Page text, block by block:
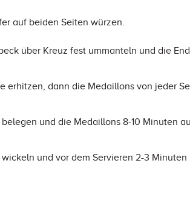
auf beiden Seiten würzen.
über Kreuz fest ummanteln und die
erhitzen, dann die Medaillons von jeder
und die Medaillons 8-10 Minuten
und vor dem Servieren 2-3 Minuten